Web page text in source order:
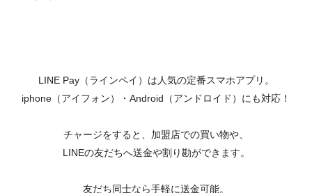
LINE Pay（ラインペイ）は人気の定番スマホアプリ。
iphone（アイフォン）・Android（アンドロイド）にも対応！
チャージをすると、加盟店での買い物や、
LINEの友だちへ送金や割り勘ができます。
友だち同士なら手軽に送金可能。